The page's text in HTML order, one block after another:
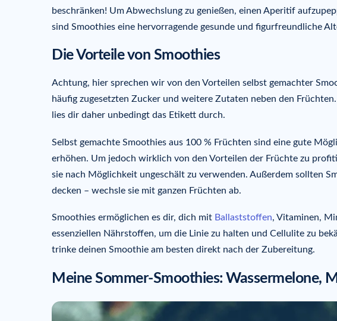
beschränken! Um Abwechslung zu genießen, einen Aperitif
sind Smoothies eine hervorragende gesunde und figurfreundliche
Die Vorteile von Smoothies
Achtung, hier sprechen wir von den Vorteilen selbst gemachter
häufig zugesetzten Zucker und weitere Zutaten neben den
lies dir daher unbedingt das Etikett durch.
Selbst gemachte Smoothies aus 100 % Früchten sind eine gute
erhöhen. Um jedoch wirklich von den Vorteilen der Früchte zu
sie nach Möglichkeit ungeschält zu verwenden. Außerdem sollten
decken – wechsle sie mit ganzen Früchten ab.
Smoothies ermöglichen es dir, dich mit Ballaststoffen, Vitaminen,
essenziellen Nährstoffen, um die Linie zu halten und Cellulite zu
trinke deinen Smoothie am besten direkt nach der Zubereitung.
Meine Sommer-Smoothies: Wassermelone,